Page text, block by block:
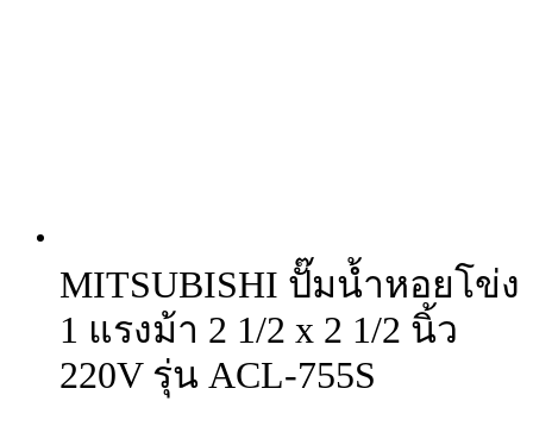
MITSUBISHI ปั๊มน้ำหอยโข่ง
1 แรงม้า 2 1/2 x 2 1/2 นิ้ว
220V รุ่น ACL-755S